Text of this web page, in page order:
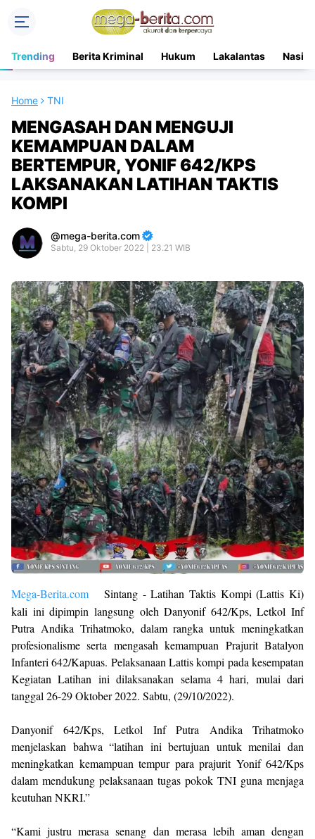
Trending Berita Kriminal Hukum Lakalantas
Home TNI
MENGASAH DAN MENGUJI
KEMAMPUAN DALAM
BERTEMPUR, YONIF 642/KPS
LAKSANAKAN LATIHAN TAKTIS
KOMPI
mega-berita.com
Sabtu, 29 Oktober 2022 | 23.21 WIB
Mega-Berita.com Sintang - Latihan Taktis Kompi (Lattis Ki)
kali ini dipimpin langsung oleh Danyonif 642/Kps, Letkol Inf
Putra Andika Trihatmoko, dalam rangka untuk meningkatkan
profesionalisme serta mengasah kemampuan Prajurit Batalyon
Infanteri 642/Kapuas. Pelaksanaan Lattis kompi pada kesempatan
Kegiatan Latihan ini dilaksanakan selama 4 hari, mulai dari
tanggal 26-29 Oktober 2022. Sabtu, (29/10/2022).
Danyonif 642/Kps, Letkol Inf Putra Andika Trihatmoko
menjelaskan bahwa “latihan ini bertujuan untuk menilai dan
meningkatkan kemampuan tempur para prajurit Yonif 642/Kps
dalam mendukung pelaksanaan tugas pokok TNI guna menjaga
keutuhan NKRI.”
“Kami justru merasa senang dan merasa lebih aman dengan